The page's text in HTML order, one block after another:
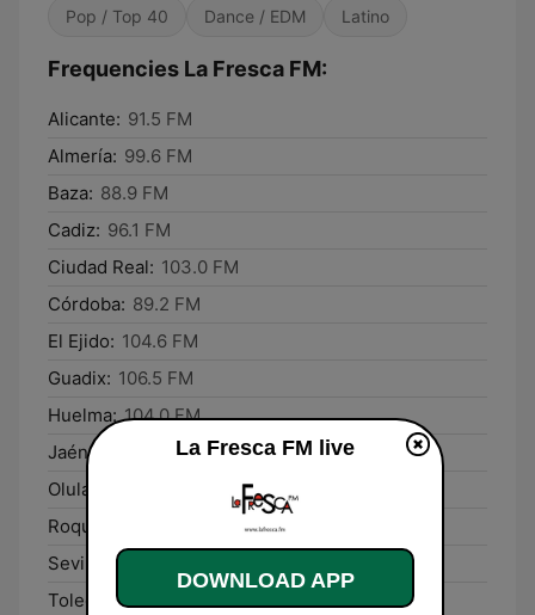
Pop / Top 40 Dance / EDM Latino
Frequencies La Fresca FM:
Alicante: 91.5 FM
Almería: 99.6 FM
Baza: 88.9 FM
Cadiz: 96.1 FM
Ciudad Real: 103.0 FM
Córdoba: 89.2 FM
El Ejido: 104.6 FM
Guadix: 106.5 FM
Huelma: 104.0 FM
Jaén:
Olula del Río:
Roquetas de Mar:
91.8 FM
Sevilla:
90.7 FM
Toledo:
90.5 FM
La Fresca FM live
DOWNLOAD APP